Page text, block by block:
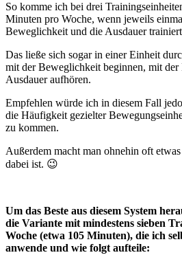
So komme ich bei drei
Minuten pro Woche, wenn jeweils
Beweglichkeit und die Ausdauer
Das ließe sich sogar in einer Einheit
mit der Beweglichkeit beginnen, mit
Ausdauer aufhören.
Empfehlen würde ich in diesem Fall
die Häufigkeit gezielter
zu kommen.
Außerdem macht man ohnehin oft
dabei ist. 😉
Um das Beste aus diesem System
die Variante mit mindestens sieben
Woche (etwa 105 Minuten), die ich
anwende und wie folgt aufteile: